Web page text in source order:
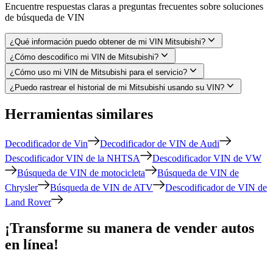
Encuentre respuestas claras a preguntas frecuentes sobre soluciones
de búsqueda de VIN
¿Qué información puedo obtener de mi VIN Mitsubishi?
¿Cómo descodifico mi VIN de Mitsubishi?
¿Cómo uso mi VIN de Mitsubishi para el servicio?
¿Puedo rastrear el historial de mi Mitsubishi usando su VIN?
Herramientas similares
Decodificador de Vin
Decodificador de VIN de Audi
Descodificador VIN de la NHTSA
Descodificador VIN de VW
Búsqueda de VIN de motocicleta
Búsqueda de VIN de
Chrysler
Búsqueda de VIN de ATV
Descodificador de VIN de
Land Rover
¡Transforme su manera de vender autos
en línea!